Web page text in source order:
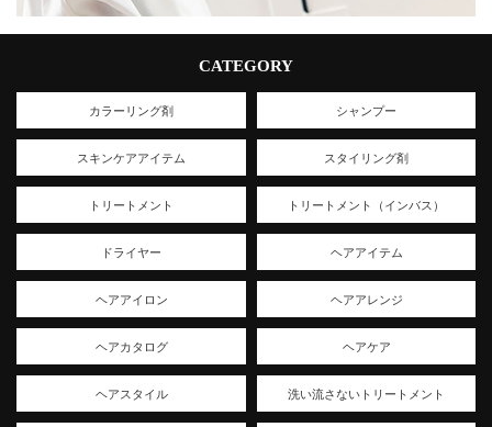
CATEGORY
カラーリング剤 シャンプー
スキンケアアイテム スタイリング剤
トリートメント トリートメント（インバス）
ドライヤー ヘアアイテム
ヘアアイロン ヘアアレンジ
ヘアカタログ ヘアケア
ヘアスタイル 洗い流さないトリートメント